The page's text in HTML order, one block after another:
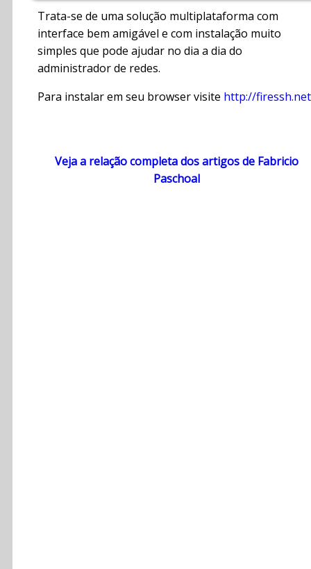
Trata-se de uma solução multiplataforma com
interface bem amigável e com instalação muito
simples que pode ajudar no dia a dia do
administrador de redes.
Para instalar em seu browser visite http://
Veja a relação completa dos artigos de Fabricio
Paschoal